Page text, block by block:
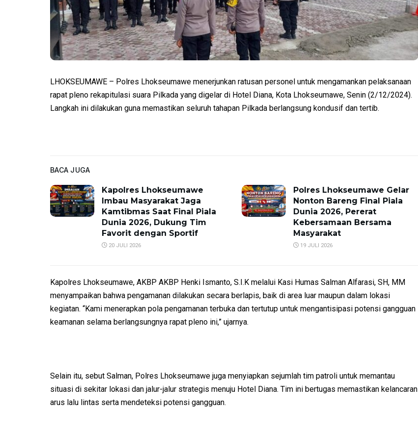
LHOKSEUMAWE – Polres Lhokseumawe menerjunkan ratusan personel untuk mengamankan pelaksanaan
rapat pleno rekapitulasi suara Pilkada yang digelar di Hotel Diana, Kota Lhokseumawe, Senin (2/12/2024).
Langkah ini dilakukan guna memastikan seluruh tahapan Pilkada berlangsung kondusif dan tertib.
BACA JUGA
Kapolres Lhokseumawe
Imbau Masyarakat Jaga
Kamtibmas Saat Final Piala
Dunia 2026, Dukung Tim
Favorit dengan Sportif
20 JULI 2026
Polres Lhokseumawe Gelar
Nonton Bareng Final Piala
Dunia 2026, Pererat
Kebersamaan Bersama
Masyarakat
19 JULI 2026
Kapolres Lhokseumawe, AKBP AKBP Henki Ismanto, S.I.K melalui Kasi Humas Salman Alfarasi, SH, MM
menyampaikan bahwa pengamanan dilakukan secara berlapis, baik di area luar maupun dalam lokasi
kegiatan. “Kami menerapkan pola pengamanan terbuka dan tertutup untuk mengantisipasi potensi gangguan
keamanan selama berlangsungnya rapat pleno ini,” ujarnya.
Selain itu, sebut Salman, Polres Lhokseumawe juga menyiapkan sejumlah tim patroli untuk memantau
situasi di sekitar lokasi dan jalur-jalur strategis menuju Hotel Diana. Tim ini bertugas memastikan kelancaran
arus lalu lintas serta mendeteksi potensi gangguan.